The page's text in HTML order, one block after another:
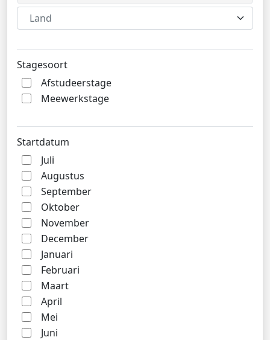
Land
Stagesoort
Afstudeerstage
Meewerkstage
Startdatum
Juli
Augustus
September
Oktober
November
December
Januari
Februari
Maart
April
Mei
Juni